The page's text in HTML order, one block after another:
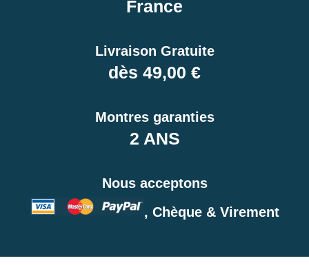
France
Livraison Gratuite
dès 49,00 €
Montres garanties
2 ANS
Nous acceptons
, Chèque & Virement